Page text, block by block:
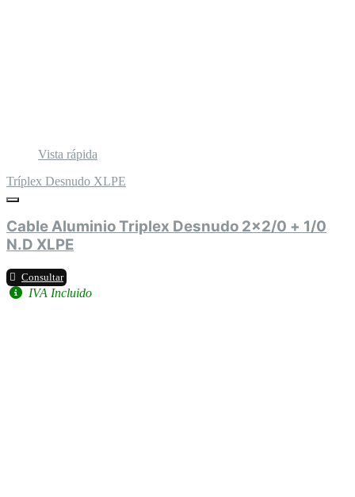
Vista rápida
Tríplex Desnudo XLPE
Cable Aluminio Triplex Desnudo 2x2/0 + 1/0
N.D XLPE
Consultar
IVA Incluido